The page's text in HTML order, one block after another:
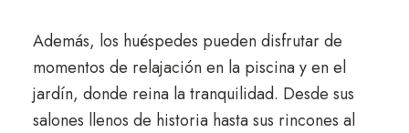
Además, los huéspedes pueden disfrutar de
momentos de relajación en la piscina y en el
jardín, donde reina la tranquilidad. Desde sus
salones llenos de historia hasta sus rincones al